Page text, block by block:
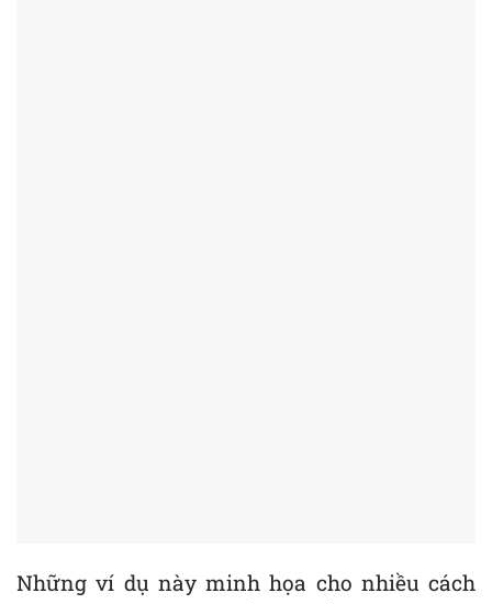
Những ví dụ này minh họa cho nhiều cách